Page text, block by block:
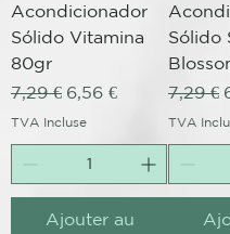
Acondicionador
Sólido Vitamina
80gr
Prix original
7,29 € Prix promotionnel
6,56 €
TVA Incluse
Ajouter au
Sólido
Prix
7,29 €
TVA